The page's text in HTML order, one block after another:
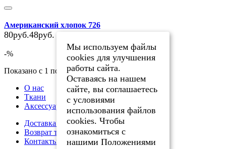
Американский хлопок 726
80руб.48руб.
-%
Показано с 1 по 6 из 6 (всего 1 страниц)
О нас
Ткани
Аксессуары
Доставка и оплата
Возврат товара
Контакты
Мы используем файлы
cookies для улучшения
работы сайта.
Оставаясь на нашем
сайте, вы соглашаетесь
с условиями
использования файлов
cookies. Чтобы
ознакомиться с
нашими Положениями